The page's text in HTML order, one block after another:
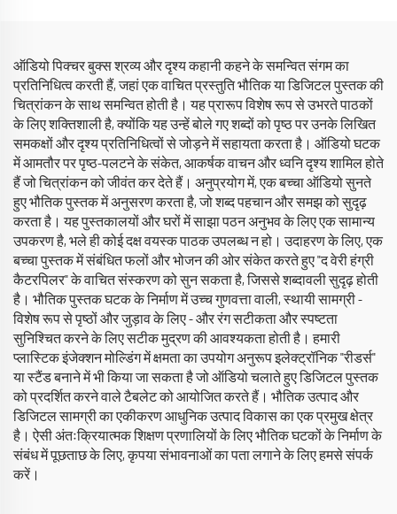
ऑडियो पिक्चर बुक्स श्रव्य और दृश्य कहानी कहने के समन्वित संगम का
प्रतिनिधित्व करती हैं, जहां एक वाचित प्रस्तुति भौतिक या डिजिटल पुस्तक की
चित्रांकन के साथ समन्वित होती है। यह प्रारूप विशेष रूप से उभरते पाठकों
के लिए शक्तिशाली है, क्योंकि यह उन्हें बोले गए शब्दों को पृष्ठ पर उनके लिखित
समकक्षों और दृश्य प्रतिनिधित्वों से जोड़ने में सहायता करता है। ऑडियो घटक
में आमतौर पर पृष्ठ-पलटने के संकेत, आकर्षक वाचन और ध्वनि दृश्य शामिल होते
हैं जो चित्रांकन को जीवंत कर देते हैं। अनुप्रयोग में, एक बच्चा ऑडियो सुनते
हुए भौतिक पुस्तक में अनुसरण करता है, जो शब्द पहचान और समझ को सुदृढ़
करता है। यह पुस्तकालयों और घरों में साझा पठन अनुभव के लिए एक सामान्य
उपकरण है, भले ही कोई दक्ष वयस्क पाठक उपलब्ध न हो। उदाहरण के लिए, एक
बच्चा पुस्तक में संबंधित फलों और भोजन की ओर संकेत करते हुए "द वेरी हंग्री
कैटरपिलर" के वाचित संस्करण को सुन सकता है, जिससे शब्दावली सुदृढ़ होती
है। भौतिक पुस्तक घटक के निर्माण में उच्च गुणवत्ता वाली, स्थायी सामग्री -
विशेष रूप से पृष्ठों और जुड़ाव के लिए - और रंग सटीकता और स्पष्टता
सुनिश्चित करने के लिए सटीक मुद्रण की आवश्यकता होती है। हमारी
प्लास्टिक इंजेक्शन मोल्डिंग में क्षमता का उपयोग अनुरूप इलेक्ट्रॉनिक "रीडर्स"
या स्टैंड बनाने में भी किया जा सकता है जो ऑडियो चलाते हुए डिजिटल पुस्तक
को प्रदर्शित करने वाले टैबलेट को आयोजित करते हैं। भौतिक उत्पाद और
डिजिटल सामग्री का एकीकरण आधुनिक उत्पाद विकास का एक प्रमुख क्षेत्र
है। ऐसी अंतःक्रियात्मक शिक्षण प्रणालियों के लिए भौतिक घटकों के निर्माण के
संबंध में पूछताछ के लिए, कृपया संभावनाओं का पता लगाने के लिए हमसे संपर्क
करें।